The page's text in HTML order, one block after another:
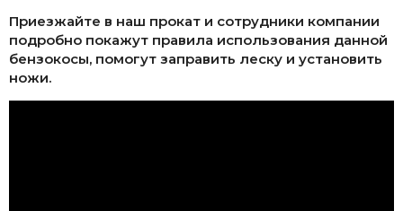
Приезжайте в наш прокат и сотрудники компании
подробно покажут правила использования данной
бензокосы, помогут заправить леску и установить
ножи.